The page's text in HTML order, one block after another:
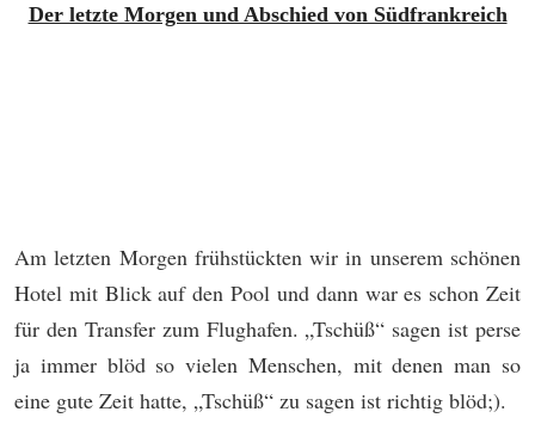
Der letzte Morgen und Abschied von Südfrankreich
Am letzten Morgen frühstückten wir in unserem schönen
Hotel mit Blick auf den Pool und dann war es schon Zeit
für den Transfer zum Flughafen. „Tschüß“ sagen ist perse
ja immer blöd so vielen Menschen, mit denen man so
eine gute Zeit hatte, „Tschüß“ zu sagen ist richtig blöd;).